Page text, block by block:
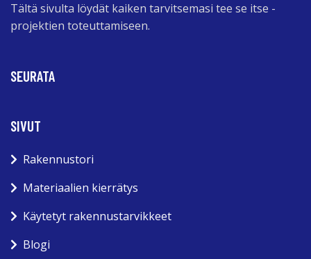
Tältä sivulta löydät kaiken tarvitsemasi tee se itse -
projektien toteuttamiseen.
SEURATA
SIVUT
Rakennustori
Materiaalien kierrätys
Käytetyt rakennustarvikkeet
Blogi